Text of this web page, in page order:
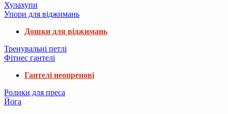
Хулахупи
Упори для віджимань
Дошки для віджимань
Тренувальні петлі
Фітнес гантелі
Гантелі неопренові
Ролики для преса
Йога